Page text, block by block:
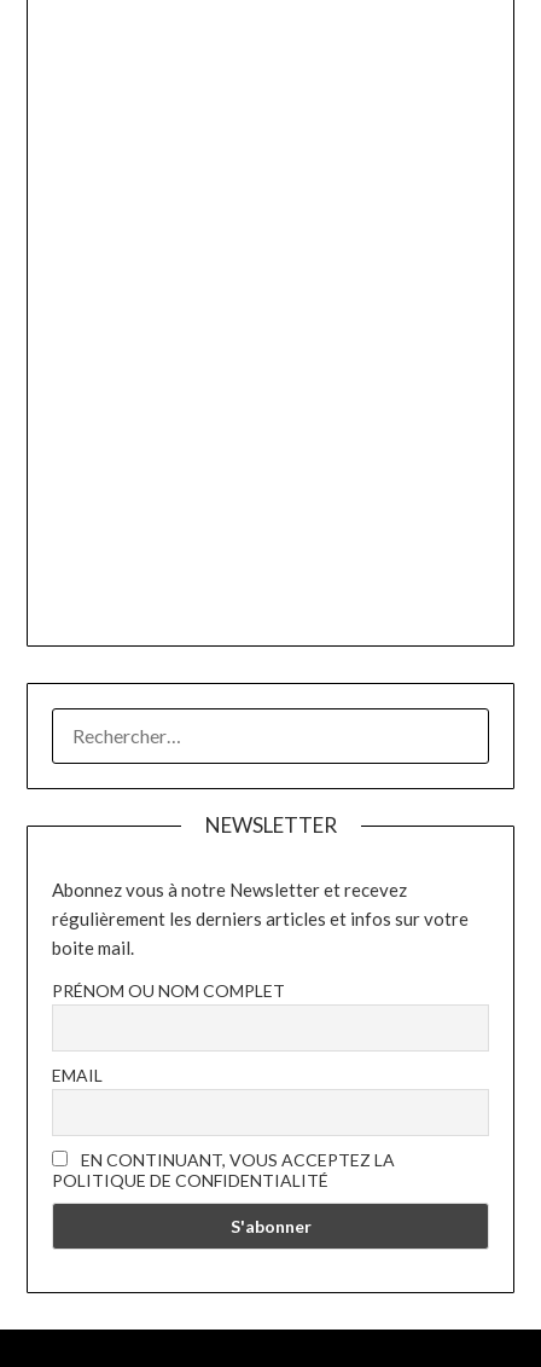
NEWSLETTER
Abonnez vous à notre Newsletter et recevez
régulièrement les derniers articles et infos sur votre
boite mail.
PRÉNOM OU NOM COMPLET
EMAIL
EN CONTINUANT, VOUS ACCEPTEZ LA
POLITIQUE DE CONFIDENTIALITÉ